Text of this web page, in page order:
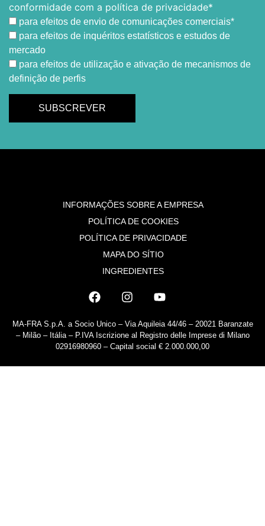
conformidade com a política de privacidade*
para efeitos de envio de comunicações comerciais*
para efeitos de inquéritos estatísticos e estudos de
mercado
para efeitos de utilização e ativação de mecanismos de
definição de perfis
INFORMAÇÕES SOBRE A EMPRESA
POLÍTICA DE COOKIES
POLÍTICA DE PRIVACIDADE
MAPA DO SÍTIO
INGREDIENTES
MA-FRA S.p.A. a Socio Unico – Via Aquileia 44/46 – 20021 Baranzate
– Milão – Itália – P.IVA Iscrizione al Registro delle Imprese di Milano
02916980960 – Capital social € 2.000.000,00